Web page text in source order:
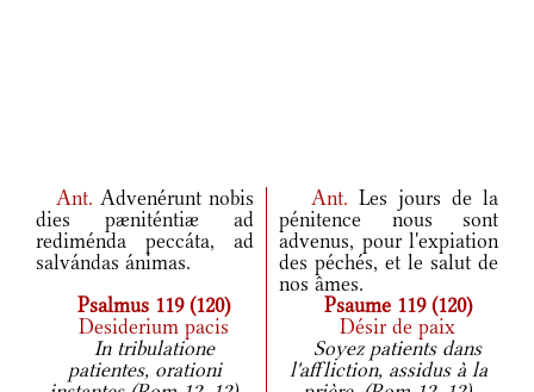
Ant.Advenérunt nobis
dies pæniténtiæ ad
rediménda peccáta, ad
salvándas ánimas.
Ant. Les jours de la
pénitence nous sont
advenus, pour l'expiation
des péchés, et le salut de
nos âmes.
Psalmus 119 (120)
Psaume 119 (120)
Desiderium pacis
Désir de paix
In tribulatione
patientes, orationi
Soyez patients dans
l'affliction, assidus à la